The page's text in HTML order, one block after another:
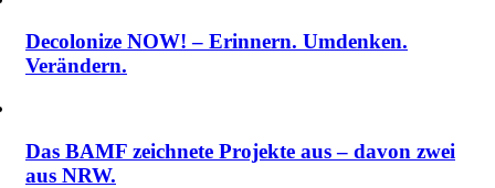
Decolonize NOW! – Erinnern. Umdenken.
Verändern.
Das BAMF zeichnete Projekte aus – davon zwei
aus NRW.